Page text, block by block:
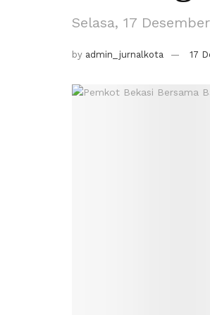
Selasa, 17
by admin_jurnalkota 17